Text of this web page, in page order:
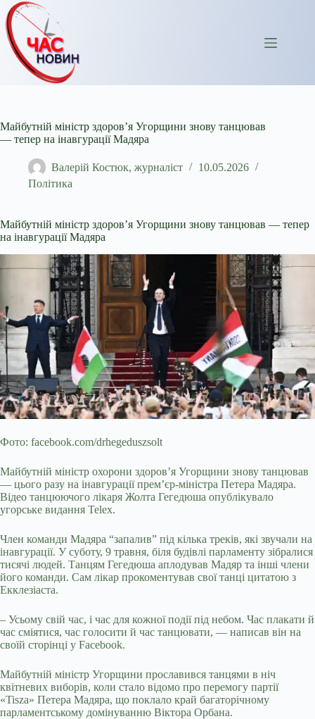
Перейти
до
вмісту
Майбутній міністр здоров’я Угорщини знову танцював
— тепер на інавгурації Мадяра
Валерій Костюк, журналіст
10.05.2026
Політика
Майбутній міністр здоров’я Угорщини знову танцював — тепер
на інавгурації Мадяра
Фото: facebook.com/drhegeduszsolt
Майбутній міністр охорони здоров’я Угорщини знову танцював
— цього разу на інавгурації прем’єр-міністра Петера Мадяра.
Відео танцюючого лікаря Жолта Гегедюша опублікувало
угорське видання Telex.
Член команди Мадяра “запалив” під кілька треків, які звучали на
інавгурації. У суботу, 9 травня, біля будівлі парламенту зібралися
тисячі людей. Танцям Гегедюша аплодував Мадяр та інші члени
його команди. Сам лікар прокоментував свої танці цитатою з
Екклезіаста.
– Усьому свій час, і час для кожної події під небом. Час плакати й
час сміятися, час голосити й час танцювати, — написав він на
своїй сторінці у Facebook.
Майбутній міністр Угорщини прославився танцями в ніч
квітневих виборів, коли стало відомо про перемогу партії
«Tisza» Петера Мадяра, що поклало край багаторічному
парламентському домінуванню Віктора Орбана.